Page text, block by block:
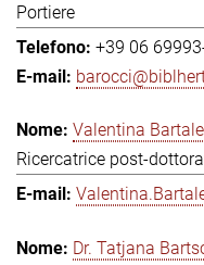
Portiere
+39 06
Valentina
Ricercatrice post-
Dr. Tatjana